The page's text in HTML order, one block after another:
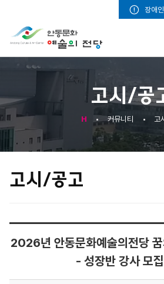
장애
고시/공
H 커뮤니티 고
고시/공고
2026년 안동문화예술의전당
- 성장반 강사 모